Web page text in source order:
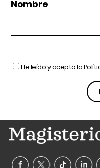
Nombre
He leído y acepto la